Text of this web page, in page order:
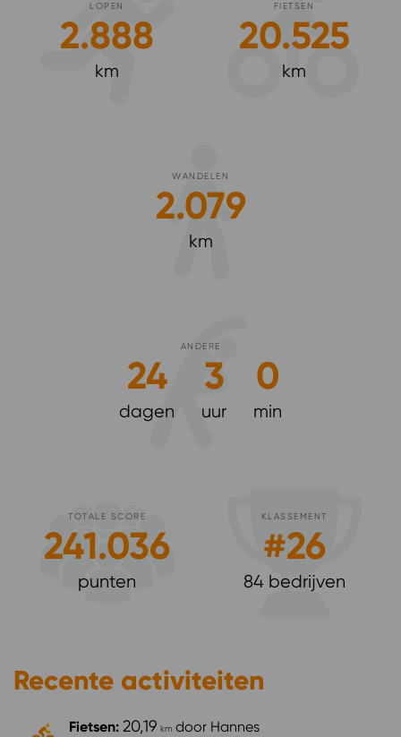
LOPEN
2.888
km
FIETSEN
20.525
km
WANDELEN
2.079
km
ANDERE
24
dagen
3
uur
0
min
TOTALE SCORE
241.036
punten
KLASSEMENT
#26
84 bedrijven
Recente activiteiten
Fietsen: 20,19 km door Hannes